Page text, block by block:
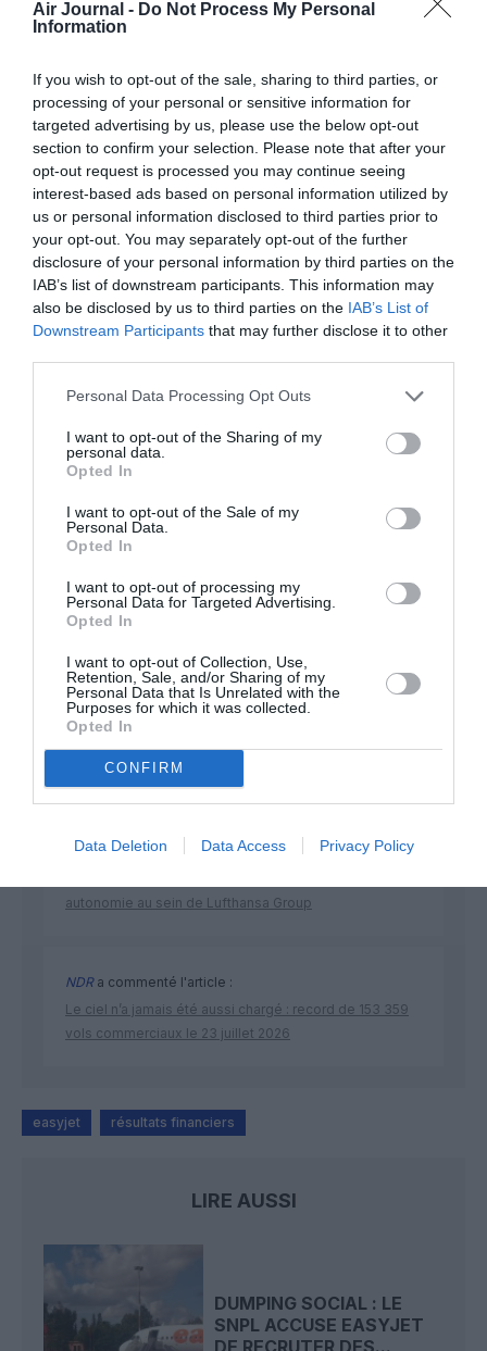
Air Journal - Do Not Process My Personal
Information
If you wish to opt-out of the sale, sharing to third parties, or
processing of your personal or sensitive information for
targeted advertising by us, please use the below opt-out
section to confirm your selection. Please note that after your
opt-out request is processed you may continue seeing
interest-based ads based on personal information utilized by
us or personal information disclosed to third parties prior to
your opt-out. You may separately opt-out of the further
disclosure of your personal information by third parties on the
IAB’s list of downstream participants. This information may
also be disclosed by us to third parties on the IAB’s List of
Downstream Participants that may further disclose it to other
Personal Data Processing Opt Outs
I want to opt-out of the Sharing of my
personal data.
Opted In
I want to opt-out of the Sale of my
Personal Data.
Opted In
I want to opt-out of processing my
Personal Data for Targeted Advertising.
Opted In
I want to opt-out of Collection, Use,
Retention, Sale, and/or Sharing of my
Personal Data that Is Unrelated with the
Purposes for which it was collected.
Opted In
CONFIRM
Data Deletion Data Access Privacy Policy
FacebookTwitterPinterestLinkedInEmail Print
Aucun commentaire !
LAISSER UN COMMENTAIRE
FAIRE UN DON
Appel aux lecteurs !
Soutenez Air Journal participez
développement !
NOUS SOUTENIR
DERNIERS COMMENTAIRES
Kylea commenté l'article :
autonomie au sein de Lufthansa Group
NDRa commenté l'article :
Le ciel n’a jamais été aussi chargé : record de 153 359
vols commerciaux le 23 juillet 2026
easyjet résultats financiers
LIRE AUSSI
DUMPING SOCIAL : LE
SNPL ACCUSE EASYJET
DE RECRUTER DES...